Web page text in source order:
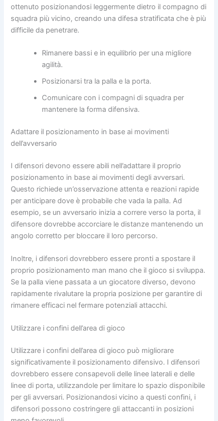
ottenuto posizionandosi leggermente dietro il compagno di
squadra più vicino, creando una difesa stratificata che è più
difficile da penetrare.
Rimanere bassi e in equilibrio per una migliore
agilità.
Posizionarsi tra la palla e la porta.
Comunicare con i compagni di squadra per
mantenere la forma difensiva.
Adattare il posizionamento in base ai movimenti
dell’avversario
I difensori devono essere abili nell’adattare il proprio
posizionamento in base ai movimenti degli avversari.
Questo richiede un’osservazione attenta e reazioni rapide
per anticipare dove è probabile che vada la palla. Ad
esempio, se un avversario inizia a correre verso la porta, il
difensore dovrebbe accorciare le distanze mantenendo un
angolo corretto per bloccare il loro percorso.
Inoltre, i difensori dovrebbero essere pronti a spostare il
proprio posizionamento man mano che il gioco si sviluppa.
Se la palla viene passata a un giocatore diverso, devono
rapidamente rivalutare la propria posizione per garantire di
rimanere efficaci nel fermare potenziali attacchi.
Utilizzare i confini dell’area di gioco
Utilizzare i confini dell’area di gioco può migliorare
significativamente il posizionamento difensivo. I difensori
dovrebbero essere consapevoli delle linee laterali e delle
linee di porta, utilizzandole per limitare lo spazio disponibile
per gli avversari. Posizionandosi vicino a questi confini, i
difensori possono costringere gli attaccanti in posizioni